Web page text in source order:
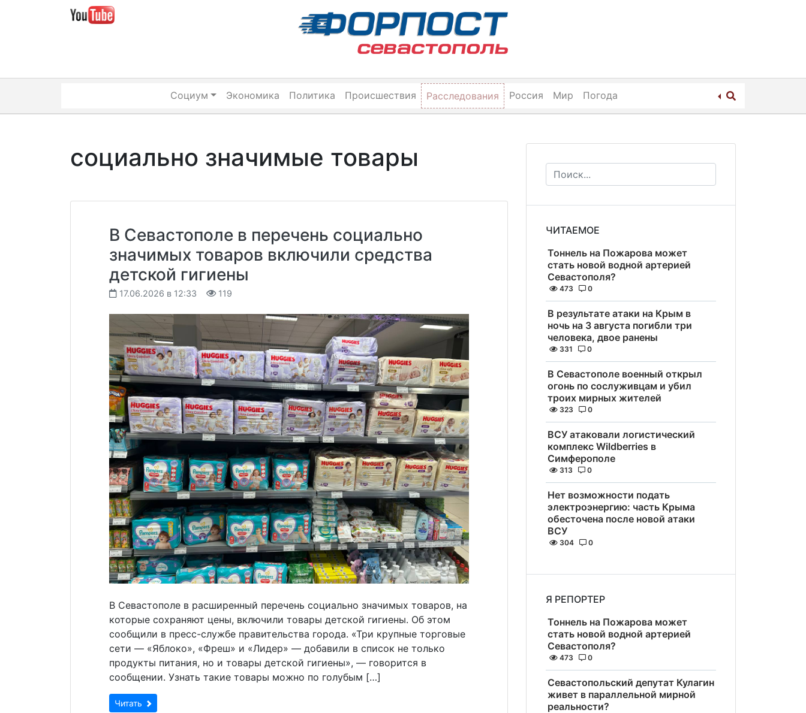
Социум Экономика Политика Происшествия Расследования Россия Мир Погода
социально значимые товары
В Севастополе в перечень социально
значимых товаров включили средства
детской гигиены
17.06.2026 в 12:33 119
В Севастополе в расширенный перечень социально значимых товаров, на
которые сохраняют цены, включили товары детской гигиены. Об этом
сообщили в пресс-службе правительства города. «Три крупные торговые
сети — «Яблоко», «Фреш» и «Лидер» — добавили в список не только
продукты питания, но и товары детской гигиены», — говорится в
сообщении. Узнать такие товары можно по голубым […]
Читать
ЧИТАЕМОЕ
Тоннель на Пожарова может
стать новой водной артерией
Севастополя?
473 0
В результате атаки на Крым в
ночь на 3 августа погибли три
человека, двое ранены
331 0
В Севастополе военный открыл
огонь по сослуживцам и убил
троих мирных жителей
323 0
ВСУ атаковали логистический
комплекс Wildberries в
Симферополе
313 0
Нет возможности подать
электроэнергию: часть Крыма
обесточена после новой атаки
ВСУ
304 0
Я РЕПОРТЕР
Тоннель на Пожарова может
стать новой водной артерией
Севастополя?
473 0
Севастопольский депутат Кулагин
живет в параллельной мирной
реальности?